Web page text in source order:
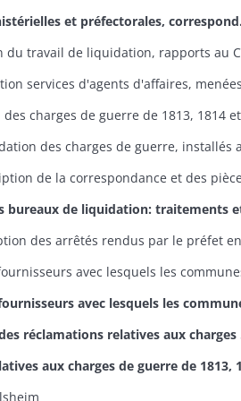
et préfectorales, correspondance générale
traitements et indemnités du personnel, frais de bureau, de chauffage et d'impression
ont traité en 1813, 1814 et 1815 (suite à une circulaire préfectorale du 5 avril 1816): états par communes
relatives aux charges de guerre de 1813, 1814 et 1815
aux charges de guerre de 1813, 1814 et 1815